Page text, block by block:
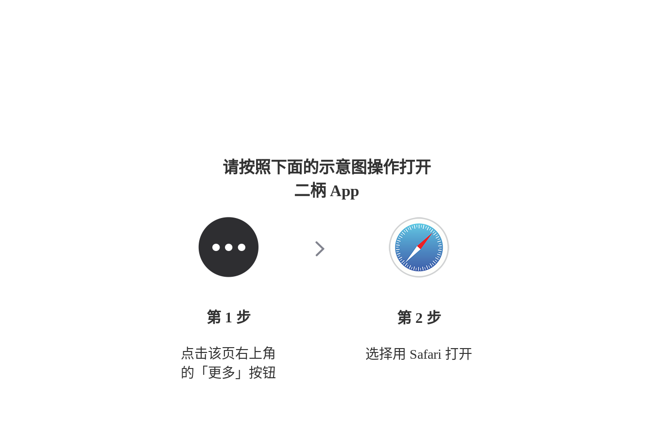
请按照下面的示意图操作打开
二柄 App
第 1 步
点击该页右上角
的「更多」按钮
第 2 步
选择用 Safari 打开